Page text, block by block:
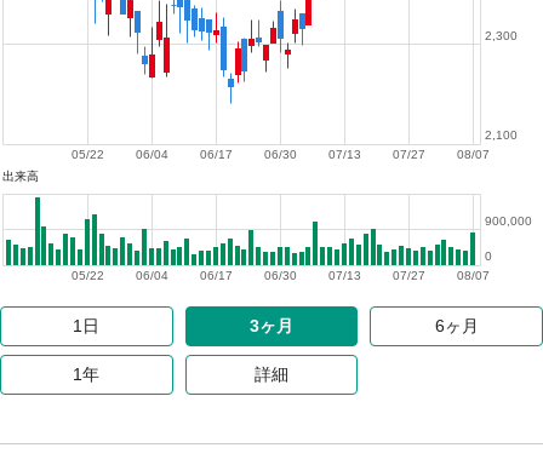
08/07
07/27
07/13
06/30
06/17
06/04
05/22
2,100
2,300
出来高
08/07
07/27
07/13
06/30
06/17
06/04
05/22
0
900,000
1日 3ヶ月 6ヶ月
1年 詳細